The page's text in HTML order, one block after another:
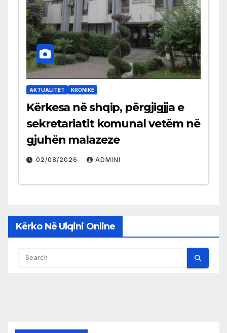
AKTUALITET KRONIKË
Kërkesa në shqip, përgjigjja e
sekretariatit komunal vetëm në
gjuhën malazeze
02/08/2026 ADMINI
Kërko Në Ulqini Online